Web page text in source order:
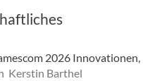
2026 Innovationen,
Kerstin Barthel